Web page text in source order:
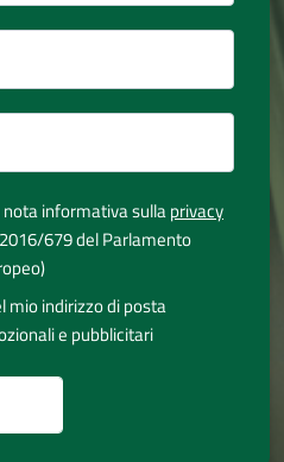
informativa sullaprivacy
679 del Parlamento
mio indirizzo di posta
e pubblicitari